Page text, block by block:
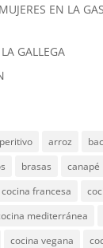
EN LA
GALLEGA
arroz
brasas canapé
cocina francesa
mediterránea
cocina vegana